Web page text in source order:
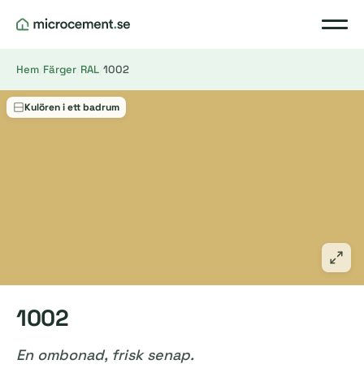
Hem Färger RAL 1002
Kulören i ett badrum
1002
En ombonad, frisk senap.